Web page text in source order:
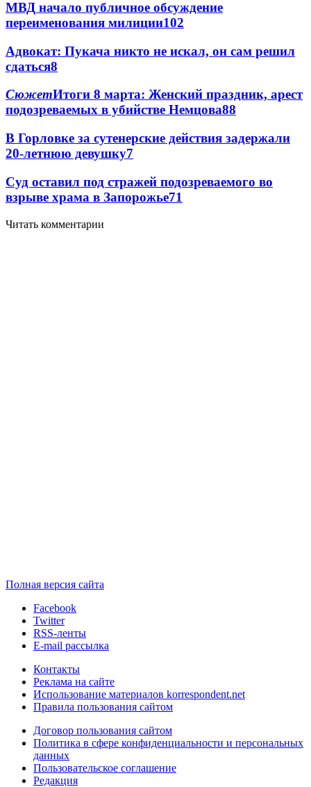
МВД начало публичное обсуждение
переименования милиции102
Адвокат: Пукача никто не искал, он сам решил
сдаться8
СюжетИтоги 8 марта: Женский праздник, арест
подозреваемых в убийстве Немцова88
В Горловке за сутенерские действия задержали
20-летнюю девушку7
Суд оставил под стражей подозреваемого во
взрыве храма в Запорожье71
Читать комментарии
Полная версия сайта
Facebook
Twitter
RSS-ленты
E-mail рассылка
Контакты
Реклама на сайте
Использование материалов korrespondent.net
Правила пользования сайтом
Договор пользования сайтом
Политика в сфере конфиденциальности и персональных
данных
Пользовательское соглашение
Редакция